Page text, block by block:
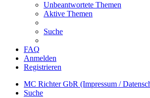
Unbeantwortete Themen
Aktive Themen
Suche
FAQ
Anmelden
Registrieren
MC Richter GbR (Impressum /
Suche